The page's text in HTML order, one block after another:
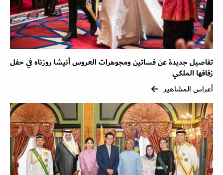
تفاصيل جديدة عن فساتين ومجوهرات العروس أنيشا روزناه في حفل
زفافها الملكي
أعراس المشاهير